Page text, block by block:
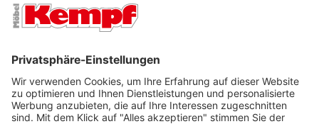
FILIALEN
FOLGEN SIE UNS